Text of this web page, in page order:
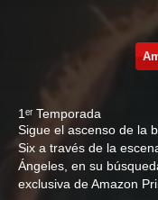
1ᵉʳ Temporada
Sigue el ascenso de la
Six a través de la
Ángeles, en su
exclusiva de Amazon